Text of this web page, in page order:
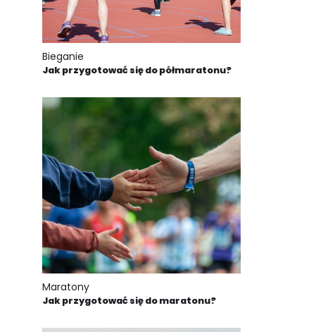
Bieganie
Jak przygotować się do półmaratonu?
Maratony
Jak przygotować się do maratonu?